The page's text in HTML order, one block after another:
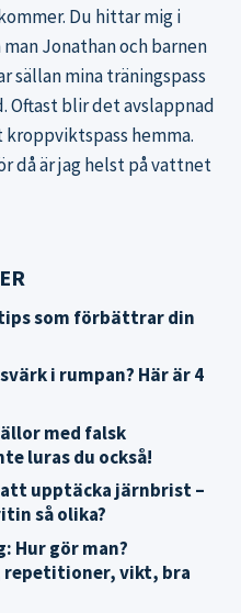
Du hittar mig i
Jonathan och barnen
sällan mina träningspass
Oftast blir det avslappnad
hemma.
då är jag helst på vattnet
som förbättrar din
i rumpan? Här är 4
med falsk
luras du också!
upptäcka järnbrist –
så olika?
Hur gör man?
repetitioner, vikt, bra